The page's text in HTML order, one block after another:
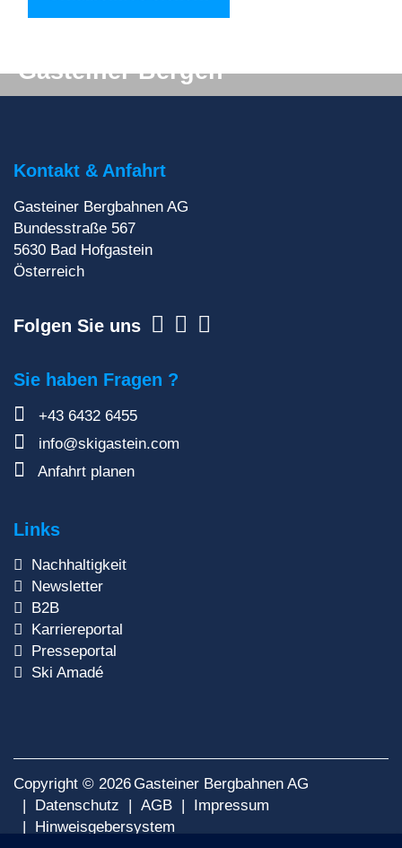
Gasteiner Bergen
Postfach!
Zur Newsletteranmeldung
Kontakt & Anfahrt
Gasteiner Bergbahnen AG
Bundesstraße 567
5630 Bad Hofgastein
Österreich
Folgen Sie uns
Sie haben Fragen ?
+43 6432 6455
info@skigastein.com
Anfahrt planen
Links
Nachhaltigkeit
Newsletter
B2B
Karriereportal
Presseportal
Ski Amadé
Copyright © 2026Gasteiner Bergbahnen AG
Datenschutz
AGB
Impressum
Hinweisgebersystem